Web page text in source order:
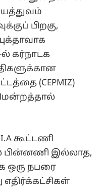
பிறகு,
கர்நாடக
(CEPMIZ)
கூட்டணி
பின்னணி இல்லாத,
ஒரு நபரை